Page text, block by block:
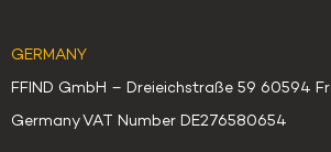
GERMANY
FFIND GmbH – Dreieichstraße 59 60594
Germany VAT Number DE276580654